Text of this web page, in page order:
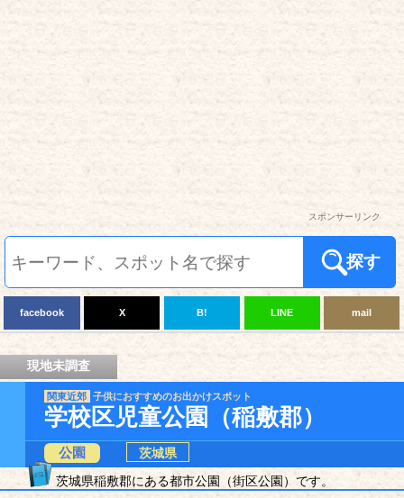
スポンサーリンク
探す
facebook X B! LINE mail
現地未調査
関東近郊 子供におすすめのお出かけスポット
学校区児童公園（稲敷郡）
公園
茨城県
茨城県稲敷郡にある都市公園（街区公園）です。